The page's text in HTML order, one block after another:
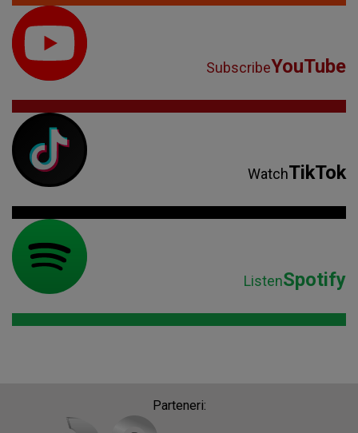
SubscribeYouTube
WatchTikTok
ListenSpotify
Parteneri: